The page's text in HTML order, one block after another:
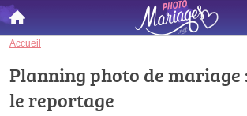
Accueil
Planning photo de
le reportage